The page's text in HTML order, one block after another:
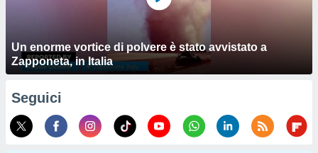
Un enorme vortice di polvere è stato avvistato a
Zapponeta, in Italia
Seguici